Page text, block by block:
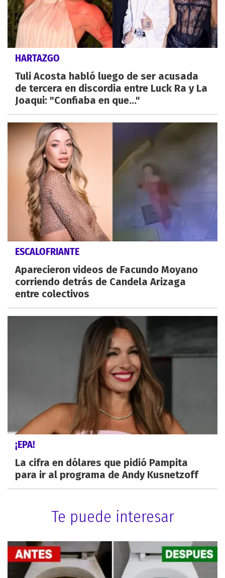
HARTAZGO
Tuli Acosta habló luego de ser acusada
de tercera en discordia entre Luck Ra y La
Joaqui: "Confiaba en que..."
ESCALOFRIANTE
Aparecieron videos de Facundo Moyano
corriendo detrás de Candela Arizaga
entre colectivos
¡EPA!
La cifra en dólares que pidió Pampita
para ir al programa de Andy Kusnetzoff
Te puede interesar